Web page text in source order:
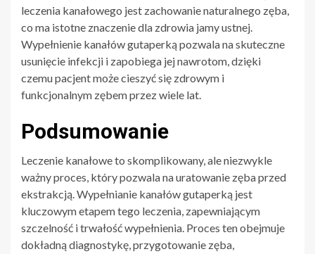
leczenia kanałowego jest zachowanie naturalnego zęba,
co ma istotne znaczenie dla zdrowia jamy ustnej.
Wypełnienie kanałów gutaperką pozwala na skuteczne
usunięcie infekcji i zapobiega jej nawrotom, dzięki
czemu pacjent może cieszyć się zdrowym i
funkcjonalnym zębem przez wiele lat.
Podsumowanie
Leczenie kanałowe to skomplikowany, ale niezwykle
ważny proces, który pozwala na uratowanie zęba przed
ekstrakcją. Wypełnianie kanałów gutaperką jest
kluczowym etapem tego leczenia, zapewniającym
szczelność i trwałość wypełnienia. Proces ten obejmuje
dokładną diagnostykę, przygotowanie zęba,